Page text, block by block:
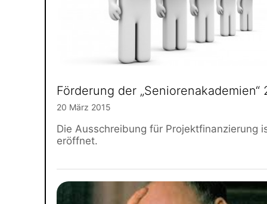
Förderung der „Seniorenakademien“
20 März 2015
Die Ausschreibung für Projektfinanzierung
eröffnet.